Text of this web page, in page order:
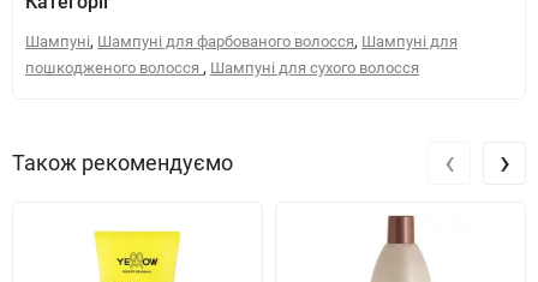
Шампуні, Шампуні для фарбованого волосся, Шампуні для
пошкодженого волосся , Шампуні для сухого волосся
Також рекомендуємо ‹ ›